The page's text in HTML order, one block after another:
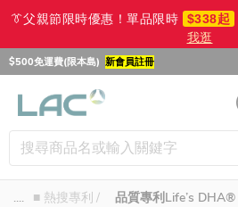
👔父親節限時優惠！單品限時 $338起
我逛
$500免運費(限本島) 新會員註冊
.... ■ 熱搜專利 品質專利Life’s DHA®